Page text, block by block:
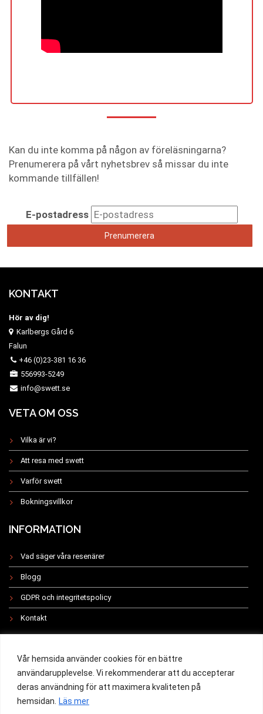
Vår hemsida använder cookies för en bättre
användarupplevelse. Vi rekommenderar att du accepterar
deras användning för att maximera kvaliteten på
hemsidan. Läs mer
Kan du inte komma på någon av föreläsningarna?
Prenumerera på vårt nyhetsbrev så missar du inte
kommande tillfällen!
E-postadress
KONTAKT
Hör av dig!
Karlbergs Gård 6
Falun
+46 (0)23-381 16 36
556993-5249
info@swett.se
VETA OM OSS
Vilka är vi?
Att resa med swett
Varför swett
Bokningsvillkor
INFORMATION
Vad säger våra resenärer
Blogg
GDPR och integritetspolicy
Kontakt